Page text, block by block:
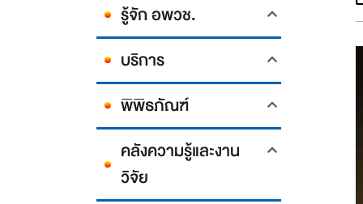
รู้จัก อพวช.
บริการ
พิพิธภัณฑ์
คลังความรู้และงาน
วิจัย